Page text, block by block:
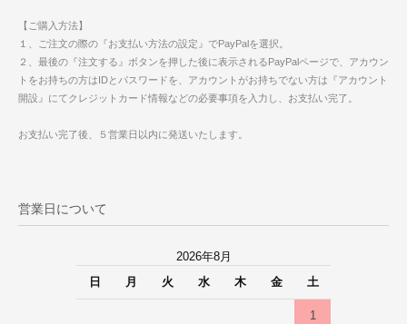
【ご購入方法】
１、ご注文の際の『お支払い方法の設定』でPayPalを選択。
２、最後の『注文する』ボタンを押した後に表示されるPayPalページで、アカウン
トをお持ちの方はIDとパスワードを、アカウントがお持ちでない方は『アカウント
開設』にてクレジットカード情報などの必要事項を入力し、お支払い完了。
お支払い完了後、５営業日以内に発送いたします。
営業日について
2026年8月
日
月 火 水 木 金 土
1